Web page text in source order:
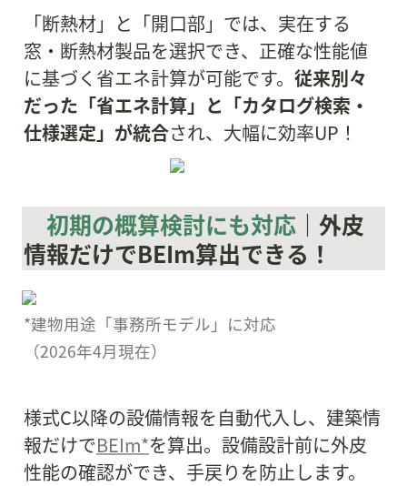
「断熱材」と「開口部」では、実在する
窓・断熱材製品を選択でき、正確な性能値
に基づく省エネ計算が可能です。 従来別々
だった「省エネ計算」と「カタログ検索・
仕様選定」が統合され、大幅に効率UP！
初期の概算検討にも対応 ｜外皮
情報だけでBEIm算出できる！
（2026年4月現在）
様式C以降の設備情報を自動代入し、建築情
報だけでBEIm*を算出。設備設計前に外皮
性能の確認ができ、手戻りを防止します。